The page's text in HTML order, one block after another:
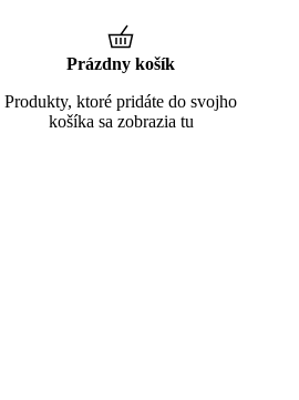
Prázdny košík
Produkty, ktoré pridáte do svojho
košíka sa zobrazia tu